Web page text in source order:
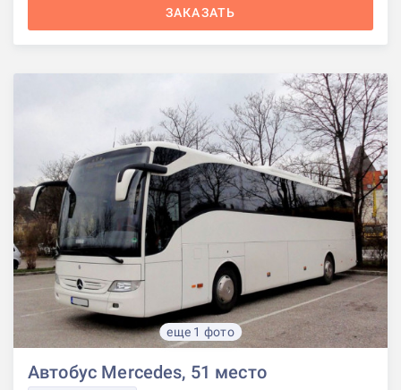
ЗАКАЗАТЬ
еще 1 фото
Автобус Mercedes, 51 место